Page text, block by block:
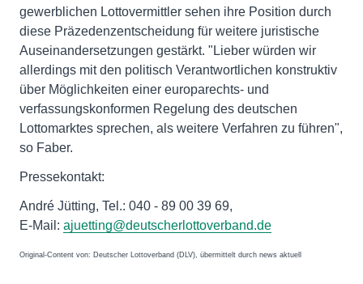
gewerblichen Lottovermittler sehen ihre Position durch
diese Präzedenzentscheidung für weitere juristische
Auseinandersetzungen gestärkt. "Lieber würden wir
allerdings mit den politisch Verantwortlichen konstruktiv
über Möglichkeiten einer europarechts- und
verfassungskonformen Regelung des deutschen
Lottomarktes sprechen, als weitere Verfahren zu führen",
so Faber.
Pressekontakt:
André Jütting, Tel.: 040 - 89 00 39 69,
E-Mail: ajuetting@deutscherlottoverband.de
Original-Content von: Deutscher Lottoverband (DLV), übermittelt durch news aktuell